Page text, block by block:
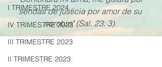
I TRIMESTRE 2024
IV TRIMESTRE 2023
III TRIMESTRE 2023
II TRIMESTRE 2023
sendas de justicia por amor de su
nombre" (Sal. 23: 3).